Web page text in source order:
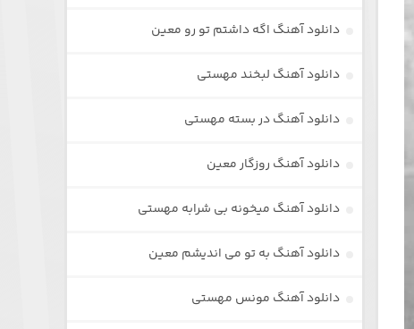
دانلود آهنگ اگه داشتم تو رو معین
دانلود آهنگ لبخند مهستی
دانلود آهنگ در بسته مهستی
دانلود آهنگ روزگار معین
دانلود آهنگ میخونه بی شرابه مهستی
دانلود آهنگ به تو می اندیشم معین
دانلود آهنگ مونس مهستی